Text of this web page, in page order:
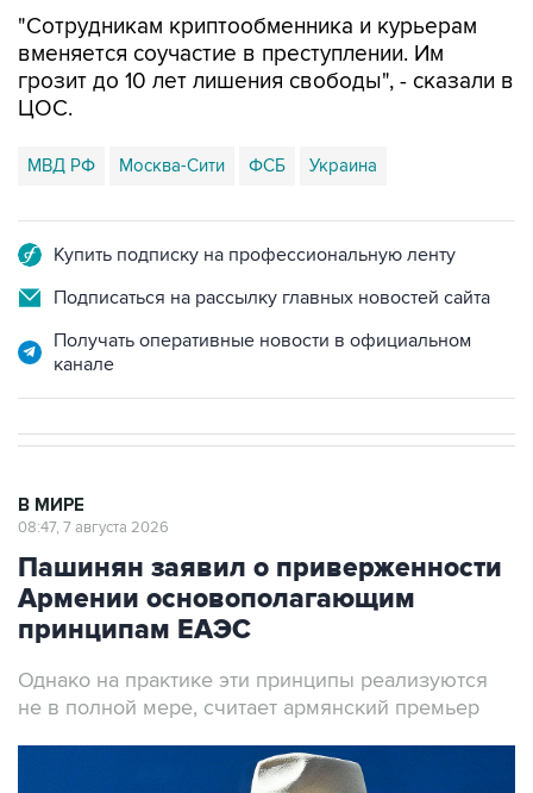
"Сотрудникам криптообменника и курьерам
вменяется соучастие в преступлении. Им
грозит до 10 лет лишения свободы", - сказали в
ЦОС.
МВД РФ Москва-Сити ФСБ Украина
Купить подписку на профессиональную ленту
Подписаться на рассылку главных новостей сайта
Получать оперативные новости в официальном
канале
В МИРЕ
08:47, 7 августа 2026
Пашинян заявил о приверженности
Армении основополагающим
принципам ЕАЭС
Однако на практике эти принципы реализуются
не в полной мере, считает армянский премьер